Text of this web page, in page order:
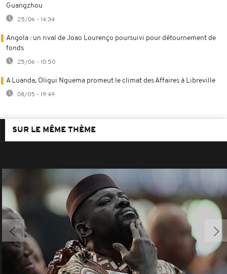
Guangzhou
25/06 - 14:34
Angola : un rival de Joao Lourenço poursuivi pour détournement de
fonds
25/06 - 10:50
A Luanda, Oligui Nguema promeut le climat des Affaires à Libreville
08/05 - 19:49
SUR LE MÊME THÈME